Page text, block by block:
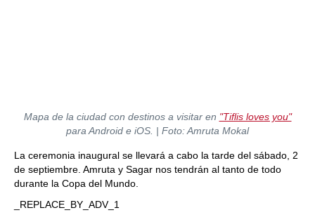
Mapa de la ciudad con destinos a visitar en "Tiflis loves you"
para Android e iOS. | Foto: Amruta Mokal
La ceremonia inaugural se llevará a cabo la tarde del sábado, 2
de septiembre. Amruta y Sagar nos tendrán al tanto de todo
durante la Copa del Mundo.
_REPLACE_BY_ADV_1